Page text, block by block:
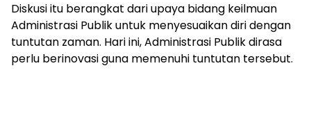
Diskusi itu berangkat dari upaya bidang keilmuan
Administrasi Publik untuk menyesuaikan diri dengan
tuntutan zaman. Hari ini, Administrasi Publik dirasa
perlu berinovasi guna memenuhi tuntutan tersebut.